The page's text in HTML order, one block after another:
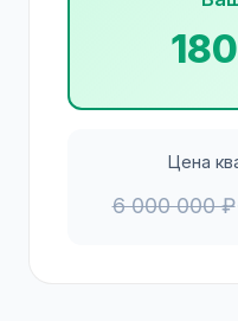
Цена
6 000 000 ₽